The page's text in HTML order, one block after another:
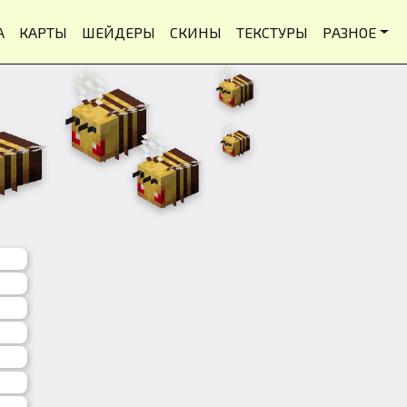
КАРТЫ ШЕЙДЕРЫ СКИНЫ ТЕКСТУРЫ РАЗНОЕ